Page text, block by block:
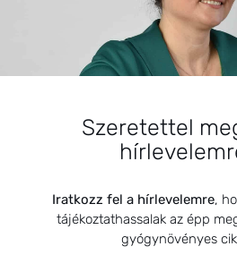
segítségével
2019.10.31.
kézikönyve
2021.04.16.
Öt tibeti rítus
2021.07.06.
Szeretettel
Iratkozz fel a hírlevelemre,
tájékoztathassalak az épp
gyógynövényes